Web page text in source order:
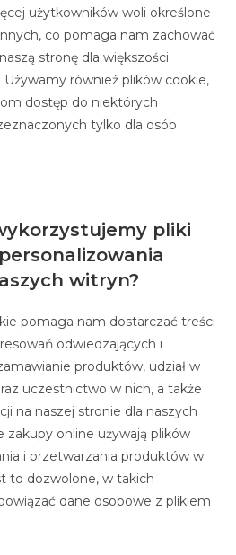
użytkowników woli określone
co pomaga nam zachować
stronę dla większości
również plików cookie,
dostęp do niektórych
tylko dla osób
pliki
witryn?
pomaga nam dostarczać treści
odwiedzających i
produktów, udział w
uczestnictwo w nich, a także
na naszej stronie dla naszych
zakupy online używają plików
i przetwarzania produktów w
to dozwolone, w takich
dane osobowe z plikiem